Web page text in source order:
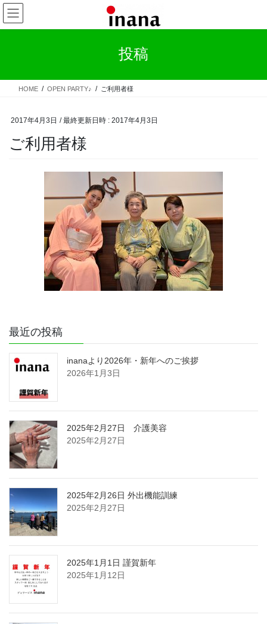
コ
ン
テ
ス
ナ
ビ
ゲ
ン
投稿
HOME OPEN PARTY♪ ご利用者様
2017年4月3日 / 最終更新日時 : 2017年4月3日
ご利用者様
最近の投稿
inanaより2026年・新年へのご挨拶
2026年1月3日
2025年2月27日 介護美容
2025年2月27日
2025年2月26日 外出機能訓練
2025年2月27日
2025年1月1日 謹賀新年
2025年1月12日